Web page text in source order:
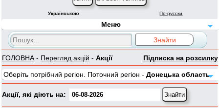
Українською По-русски
Меню
ГОЛОВНА - Перегляд акцій - Акції Підписка на розсилку
Оберіть потрібний регіон. Поточний регіон - Донецька область
Акції, які діють на: